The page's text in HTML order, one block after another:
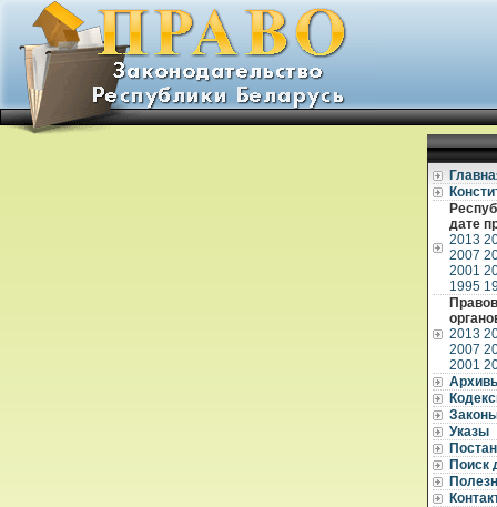
дате
2013
2007
2001
1995
2013
2007
2001
Указы
Поиск